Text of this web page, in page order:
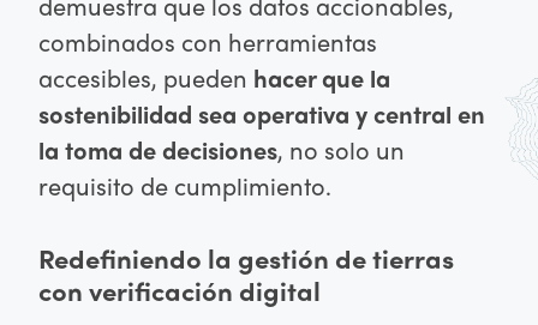
combinados con herramientas
accesibles, pueden hacer que la
sostenibilidad sea operativa y central en
la toma de decisiones, no solo un
requisito de cumplimiento.
Redefiniendo la gestión de tierras
con verificación digital